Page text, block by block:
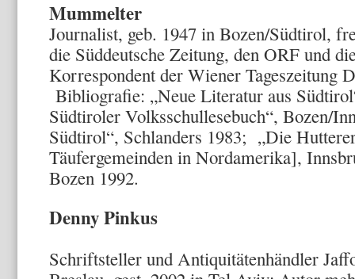
Journalist, geb. 1947 in Bozen/Südtirol,
die Süddeutsche Zeitung, den ORF und
Korrespondent der Wiener
Bibliografie: „Neue Literatur aus
Südtiroler Volksschullesebuch“, Bozen/
Südtirol“, Schlanders 1983; „Die
Täufergemeinden in Nordamerika],
Bozen 1992.
Denny Pinkus
Schriftsteller und Antiquitätenhändler